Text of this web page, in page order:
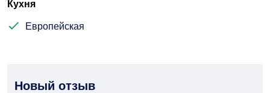
Кухня
Европейская
Новый отзыв